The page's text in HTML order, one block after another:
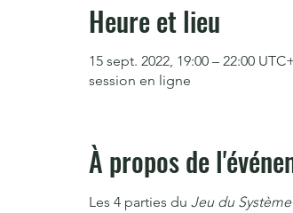
Heure et lieu
15 sept. 2022, 19:00 – 22:00
session en ligne
À propos de
Les 4 parties du Jeu du Système